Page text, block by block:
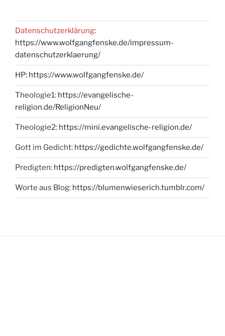
Datenschutzerklärung:
https://www.wolfgangfenske.de/impressum-
datenschutzerklaerung/
HP: https://www.wolfgangfenske.de/
Theologie1: https://evangelische-
religion.de/ReligionNeu/
Theologie2: https://mini.evangelische-religion.de/
Gott im Gedicht: https://gedichte.wolfgangfenske.de/
Predigten: https://predigten.wolfgangfenske.de/
Worte aus Blog: https://blumenwieserich.tumblr.com/